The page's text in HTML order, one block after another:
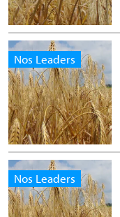
Nos Leaders
Nos Leaders